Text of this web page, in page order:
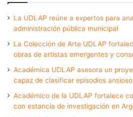
La UDLAP reúne a expertos para
administración pública municipal
La Colección de Arte UDLAP
obras de artistas emergentes y
Académica UDLAP asesora un
capaz de clasificar episodios
Académico de la UDLAP fortalece
con estancia de investigación en